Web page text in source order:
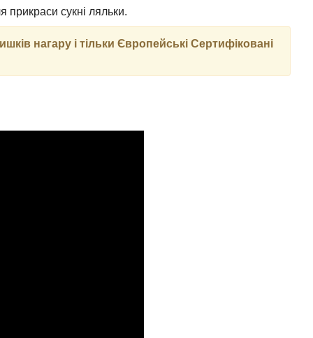
прикраси сукні ляльки.
нагару і тільки Європейські Сертифіковані